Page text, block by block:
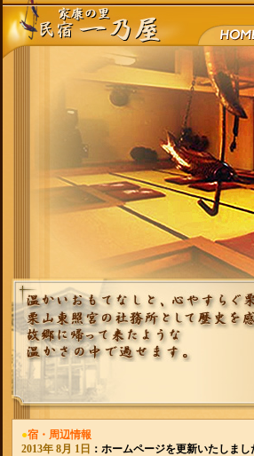
●宿・周辺情報
2013年 8月 1日 ： ホームページを更新いたしまし